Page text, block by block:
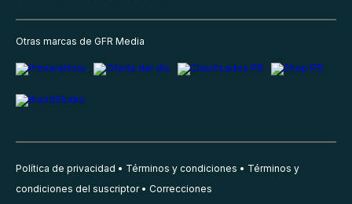
Otras marcas de GFR Media
Política de privacidad Términos y condiciones
Términos y
condiciones del suscriptor
Correcciones